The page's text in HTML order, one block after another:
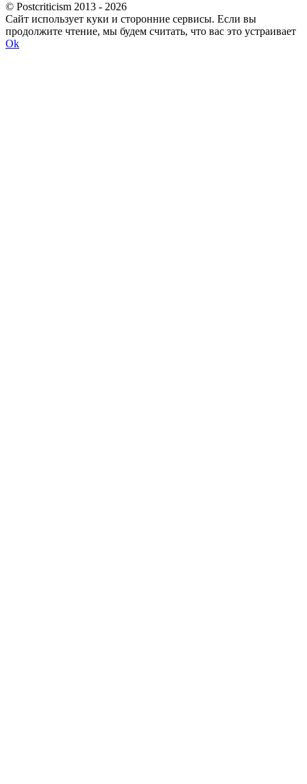
© Postcriticism 2013 - 2026
Сайт использует куки и сторонние сервисы. Если вы
продолжите чтение, мы будем считать, что вас это устраивает
Ok